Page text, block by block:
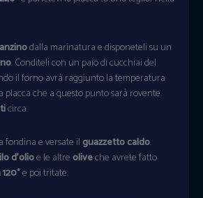
dalla marinatura e disponeteli su un
. Conditeli con un paio di cucchiai del
il forno avrà raggiunto la temperatura
placca che a questo punto sarà rovente.
circa.
fondina e versate ilguazzetto caldo.
d’olioe le altreoliveche avrete fatto
e poi tritate.